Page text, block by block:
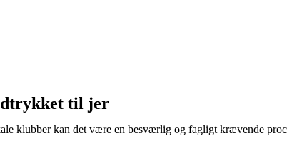
til jer
klubber kan det være en besværlig og fagligt krævende